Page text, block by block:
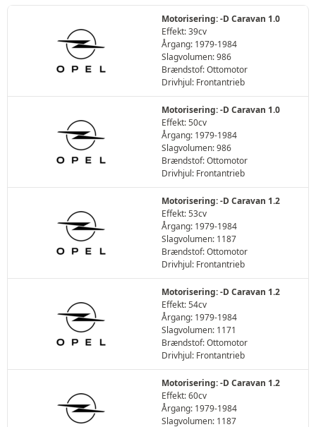
Motorisering: -D Caravan 1.0
Effekt: 39cv
Årgang: 1979-1984
Slagvolumen: 986
Brændstof: Ottomotor
Drivhjul: Frontantrieb
Motorisering: -D Caravan 1.0
Effekt: 50cv
Årgang: 1979-1984
Slagvolumen: 986
Brændstof: Ottomotor
Drivhjul: Frontantrieb
Motorisering: -D Caravan 1.2
Effekt: 53cv
Årgang: 1979-1984
Slagvolumen: 1187
Brændstof: Ottomotor
Drivhjul: Frontantrieb
Motorisering: -D Caravan 1.2
Effekt: 54cv
Årgang: 1979-1984
Slagvolumen: 1171
Brændstof: Ottomotor
Drivhjul: Frontantrieb
Motorisering: -D Caravan 1.2
Effekt: 60cv
Årgang: 1979-1984
Slagvolumen: 1187